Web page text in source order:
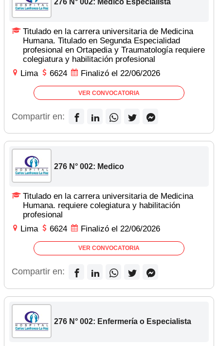
Titulado en la carrera universitaria de Medicina
Humana. Titulado en Segunda Especialidad
profesional en Ortapedia y Traumatología requiere
colegiatura y habilitación profesional
Lima
6624 Finalizó el 22/06/2026
VER CONVOCATORIA
Compartir en:
276 N° 002: Medico
Titulado en la carrera universitaria de Medicina
Humana. requiere colegiatura y habilitación
profesional
Lima
6624 Finalizó el 22/06/2026
VER CONVOCATORIA
Compartir en:
276 N° 002: Enfermería o Especialista